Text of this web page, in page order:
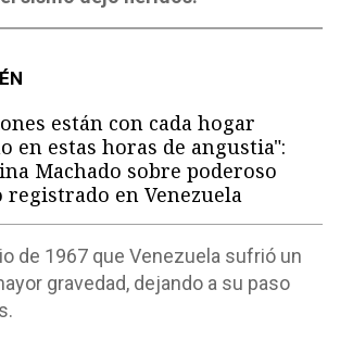
están con cada hogar
en estas horas de angustia":
Machado sobre poderoso
en Venezuela
de 1967 que Venezuela sufrió un
gravedad, dejando a su paso